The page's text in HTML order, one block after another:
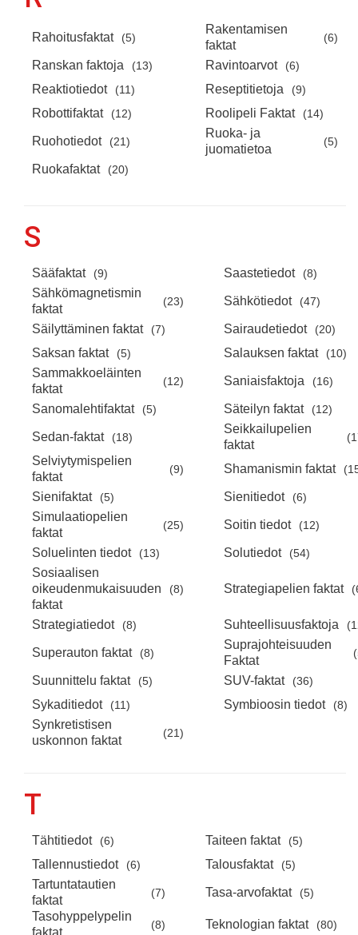
Rahoitusfaktat (5)
Rakentamisen
faktat
(6)
Ranskan faktoja (13) Ravintoarvot (6)
Reaktiotiedot (11) Reseptitietoja (9)
Robottifaktat (12) Roolipeli Faktat (14)
Ruohotiedot (21)
Ruoka- ja
juomatietoa
(5)
Ruokafaktat (20)
S
Sääfaktat (9) Saastetiedot (8)
Sähkömagnetismin
faktat
(23) Sähkötiedot (47)
Säilyttäminen faktat (7) Sairaudetiedot (20)
Saksan faktat (5) Salauksen faktat (10)
Sammakkoeläinten
faktat
(12) Saniaisfaktoja (16)
Sanomalehtifaktat (5) Säteilyn faktat (12)
Sedan-faktat (18)
Seikkailupelien
faktat
Selviytymispelien
faktat
(9) Shamanismin faktat
Sienifaktat (5) Sienitiedot (6)
Simulaatiopelien
faktat
(25) Soitin tiedot (12)
Soluelinten tiedot (13) Solutiedot (54)
Sosiaalisen
oikeudenmukaisuuden
faktat
(8) Strategiapelien faktat
Strategiatiedot (8) Suhteellisuusfaktoja
Superauton faktat (8)
Suprajohteisuuden
Faktat
Suunnittelu faktat (5) SUV-faktat (36)
Sykaditiedot (11) Symbioosin tiedot (8)
Synkretistisen
uskonnon faktat
(21)
T
Tähtitiedot (6) Taiteen faktat (5)
Tallennustiedot (6) Talousfaktat (5)
Tartuntatautien
faktat
(7) Tasa-arvofaktat (5)
Tasohyppelypelin
faktat
(8) Teknologian faktat (80)